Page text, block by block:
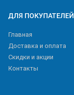
ДЛЯ ПОКУПАТЕЛЕЙ
Главная
Доставка и оплата
Скидки и акции
Контакты